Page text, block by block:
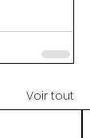
Voir tout